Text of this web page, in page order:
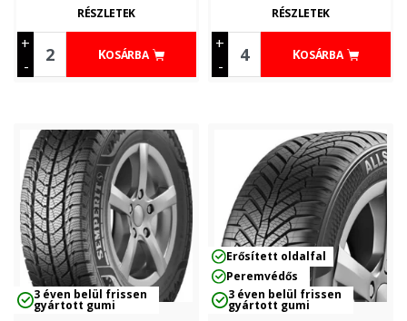
+
-
KOSÁRBA
RÉSZLETEK
+
-
KOSÁRBA
RÉSZLETEK
3 éven belül frissen
gyártott gumi
Erősített oldalfal
Peremvédős
3 éven belül frissen
gyártott gumi